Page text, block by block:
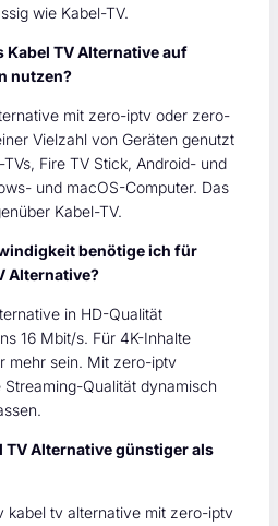
wie Kabel-TV.
Kabel TV Alternative auf
nutzen?
mit zero-iptv oder zero-
Vielzahl von Geräten genutzt
Fire TV Stick, Android- und
und macOS-Computer. Das
Kabel-TV.
benötige ich für
Alternative?
in HD-Qualität
16 Mbit/s. Für 4K-Inhalte
mehr sein. Mit zero-iptv
Qualität dynamisch
TV Alternative günstiger als
kabel tv alternative mit zero-iptv